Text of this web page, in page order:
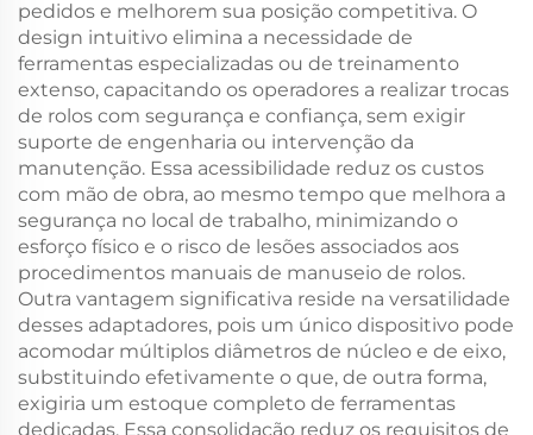
pedidos e melhorem sua posição competitiva. O
design intuitivo elimina a necessidade de
ferramentas especializadas ou de treinamento
extenso, capacitando os operadores a realizar trocas
de rolos com segurança e confiança, sem exigir
suporte de engenharia ou intervenção da
manutenção. Essa acessibilidade reduz os custos
com mão de obra, ao mesmo tempo que melhora a
segurança no local de trabalho, minimizando o
esforço físico e o risco de lesões associados aos
procedimentos manuais de manuseio de rolos.
Outra vantagem significativa reside na versatilidade
desses adaptadores, pois um único dispositivo pode
acomodar múltiplos diâmetros de núcleo e de eixo,
substituindo efetivamente o que, de outra forma,
exigiria um estoque completo de ferramentas
dedicadas. Essa consolidação reduz os requisitos de